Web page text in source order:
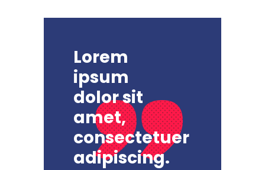
Lorem
ipsum
dolor sit
amet,
consectetuer
adipiscing.